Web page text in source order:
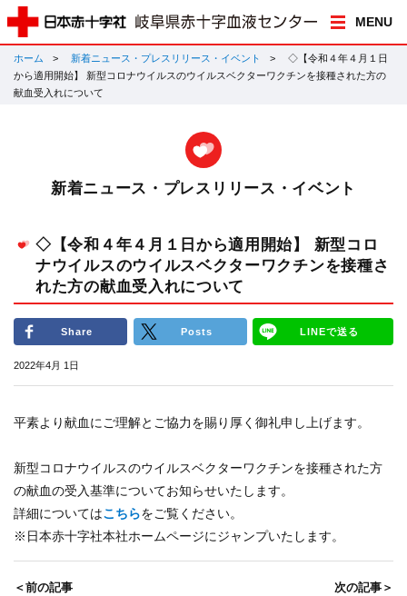
MENU
ホーム 新着ニュース・プレスリリース・イベント
◇【令和４年４月１日
から適用開始】 新型コロナウイルスのウイルスベクターワクチンを接種された方の
献血受入れについて
新着ニュース・プレスリリース・イベント
◇【令和４年４月１日から適用開始】 新型コロ
ナウイルスのウイルスベクターワクチンを接種さ
れた方の献血受入れについて
Share Posts LINEで送る
2022年4月 1日
平素より献血にご理解とご協力を賜り厚く御礼申し上げます。
新型コロナウイルスのウイルスベクターワクチンを接種された方
の献血の受入基準についてお知らせいたします。
詳細についてはこちらをご覧ください。
※日本赤十字社本社ホームページにジャンプいたします。
＜前の記事
次の記事＞